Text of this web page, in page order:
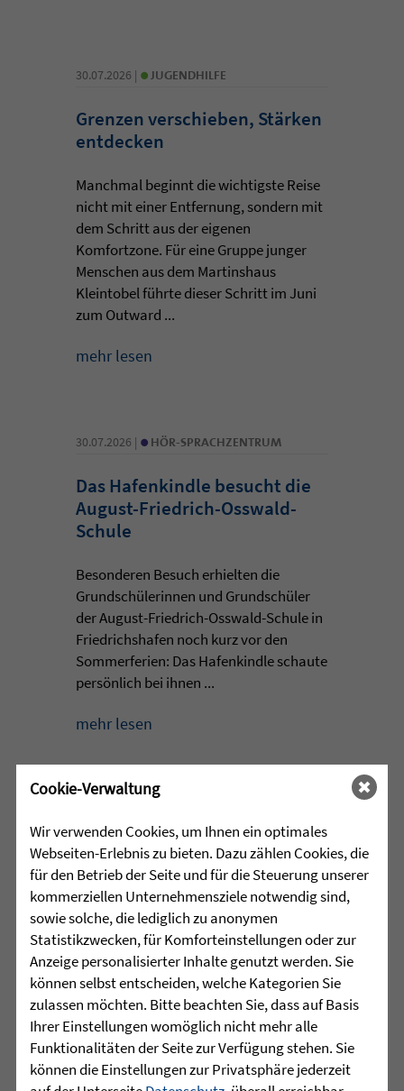
30.07.2026 | • JUGENDHILFE
Grenzen verschieben, Stärken
entdecken
Manchmal beginnt die wichtigste Reise
nicht mit einer Entfernung, sondern mit
dem Schritt aus der eigenen
Komfortzone. Für eine Gruppe junger
Menschen aus dem Martinshaus
Kleintobel führte dieser Schritt im Juni
zum Outward ...
mehr lesen
30.07.2026 | • HÖR-SPRACHZENTRUM
Das Hafenkindle besucht die
August-Friedrich-Osswald-
Schule
Besonderen Besuch erhielten die
Grundschülerinnen und Grundschüler
der August-Friedrich-Osswald-Schule in
Friedrichshafen noch kurz vor den
Sommerferien: Das Hafenkindle schaute
persönlich bei ihnen ...
mehr lesen
Schulschach-Erfolge
Viel Zeit und Engagement stecken in den
Erfolgen der Schulschach-
Mannschaften von Leopoldschule
Altshausen und Schule am Wolfsbühl
Wilhelmsdorf. ...
mehr lesen
Cookie-Verwaltung
Wir verwenden Cookies, um Ihnen ein optimales
Webseiten-Erlebnis zu bieten. Dazu zählen Cookies, die
für den Betrieb der Seite und für die Steuerung unserer
kommerziellen Unternehmensziele notwendig sind,
sowie solche, die lediglich zu anonymen
Statistikzwecken, für Komforteinstellungen oder zur
Anzeige personalisierter Inhalte genutzt werden. Sie
können selbst entscheiden, welche Kategorien Sie
zulassen möchten. Bitte beachten Sie, dass auf Basis
Ihrer Einstellungen womöglich nicht mehr alle
Funktionalitäten der Seite zur Verfügung stehen. Sie
können die Einstellungen zur Privatsphäre jederzeit